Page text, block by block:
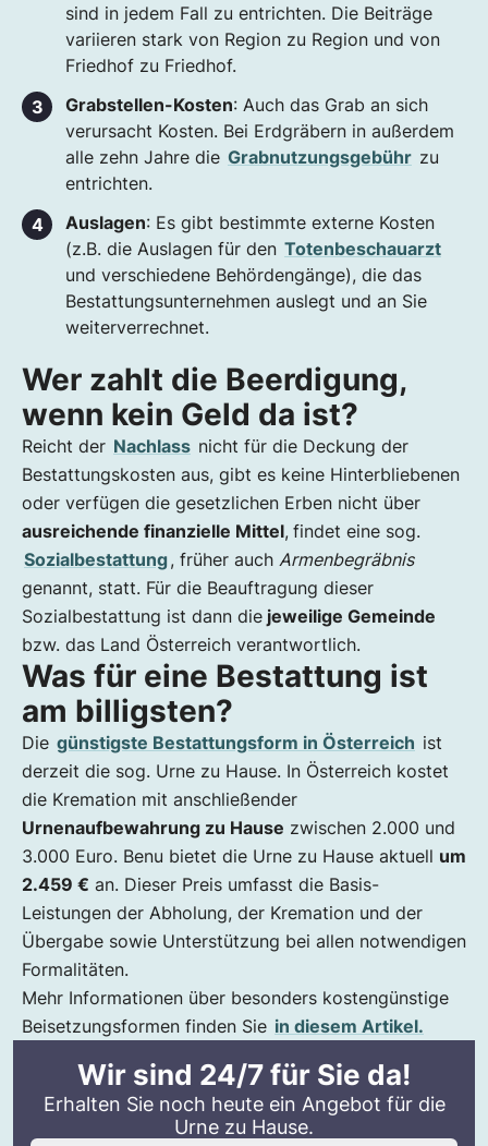
sind in jedem Fall zu entrichten. Die Beiträge
variieren stark von Region zu Region und von
Friedhof zu Friedhof.
Grabstellen-Kosten: Auch das Grab an sich
verursacht Kosten. Bei Erdgräbern in außerdem
alle zehn Jahre die Grabnutzungsgebühr zu
entrichten.
Auslagen: Es gibt bestimmte externe Kosten
(z.B. die Auslagen für den Totenbeschauarzt
und verschiedene Behördengänge), die das
Bestattungsunternehmen auslegt und an Sie
weiterverrechnet.
Wer zahlt die Beerdigung,
wenn kein Geld da ist?
Reicht der Nachlass nicht für die Deckung der
Bestattungskosten aus, gibt es keine Hinterbliebenen
oder verfügen die gesetzlichen Erben nicht über
ausreichende finanzielle Mittel, findet eine sog.
Sozialbestattung, früher auch Armenbegräbnis
genannt, statt. Für die Beauftragung dieser
Sozialbestattung ist dann die jeweilige Gemeinde
bzw. das Land Österreich verantwortlich.
Was für eine Bestattung ist
am billigsten?
Die günstigste Bestattungsform in Österreich ist
derzeit die sog. Urne zu Hause. In Österreich kostet
die Kremation mit anschließender
Urnenaufbewahrung zu Hause zwischen 2.000 und
3.000 Euro. Benu bietet die Urne zu Hause aktuell um
2.459 € an. Dieser Preis umfasst die Basis-
Leistungen der Abholung, der Kremation und der
Übergabe sowie Unterstützung bei allen notwendigen
Formalitäten.
Mehr Informationen über besonders kostengünstige
Beisetzungsformen finden Sie in diesem Artikel.
Wir sind 24/7 für Sie da!
Erhalten Sie noch heute ein Angebot für die
Urne zu Hause.